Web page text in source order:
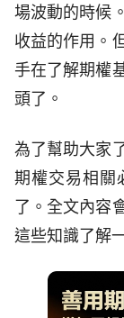
場波動的時候
收益的作用。
手在了解期權
頭了。
為了幫助大家
期權交易相關
了。全文內容
這些知識了解